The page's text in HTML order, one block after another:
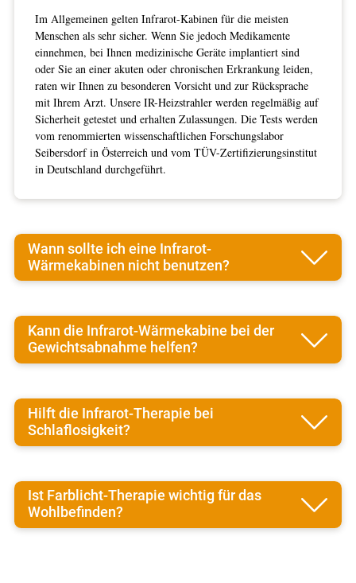
Im Allgemeinen gelten Infrarot-Kabinen für die meisten
Menschen als sehr sicher. Wenn Sie jedoch Medikamente
einnehmen, bei Ihnen medizinische Geräte implantiert sind
oder Sie an einer akuten oder chronischen Erkrankung leiden,
raten wir Ihnen zu besonderen Vorsicht und zur Rücksprache
mit Ihrem Arzt. Unsere IR-Heizstrahler werden regelmäßig auf
Sicherheit getestet und erhalten Zulassungen. Die Tests werden
vom renommierten wissenschaftlichen Forschungslabor
Seibersdorf in Österreich und vom TÜV-Zertifizierungsinstitut
in Deutschland durchgeführt.
Wann sollte ich eine Infrarot-
Wärmekabinen nicht benutzen?
Kann die Infrarot-Wärmekabine bei der
Gewichtsabnahme helfen?
Hilft die Infrarot-Therapie bei
Schlaflosigkeit?
Ist Farblicht-Therapie wichtig für das
Wohlbefinden?